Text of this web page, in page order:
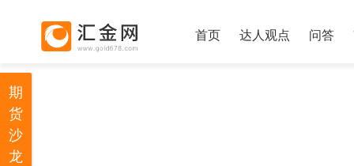
首页 达人观点 问答
期
货
沙
龙